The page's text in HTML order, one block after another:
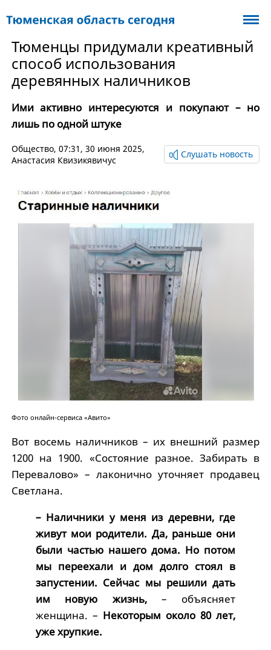
Тюменцы придумали креативный
способ использования
деревянных наличников
Ими активно интересуются и покупают – но
лишь по одной штуке
Общество, 07:31, 30 июня 2025,
Анастасия Квизикявичус
Слушать новость
Фото онлайн-сервиса «Авито»
Вот восемь наличников – их внешний размер
1200 на 1900. «Состояние разное. Забирать в
Перевалово» – лаконично уточняет продавец
Светлана.
– Наличники у меня из деревни, где
живут мои родители. Да, раньше они
были частью нашего дома. Но потом
мы переехали и дом долго стоял в
запустении. Сейчас мы решили дать
им новую жизнь,– объясняет
женщина. – Некоторым около 80 лет,
уже хрупкие.